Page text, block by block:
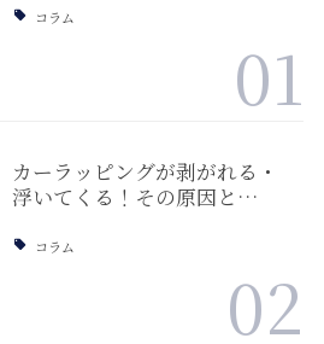
コラム
01
カーラッピングが剥がれる・
浮いてくる！その原因と…
コラム
02